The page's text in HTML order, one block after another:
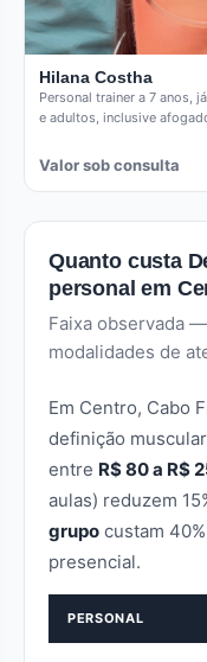
Hilana Costha
Personal trainer a 7 anos,
e adultos, inclusive
Valor sob consulta
Quanto custa
personal em
Faixa observada
modalidades de
Em Centro, Cabo
definição
entre R$ 80 a R$
aulas) reduzem
grupo custam
presencial.
PERSONAL